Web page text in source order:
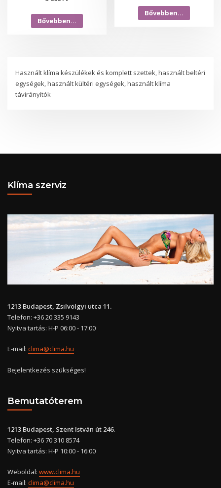
Bővebben…
Bővebben…
Használt klíma készülékek és komplett szettek, használt beltéri
egységek, használt kültéri egységek, használt klíma
távirányítók
Klíma szerviz
1213 Budapest, Zsilvölgyi utca 11.
Telefon: +36 20 335 9143
Nyitva tartás: H-P 06:00 - 17:00
E-mail: clima@clima.hu
Bejelentkezés szükséges!
Bemutatóterem
1213 Budapest, Szent István út 246.
Telefon: +36 70 310 8574
Nyitva tartás: H-P 10:00 - 16:00
Weboldal: www.clima.hu
E-mail: clima@clima.hu